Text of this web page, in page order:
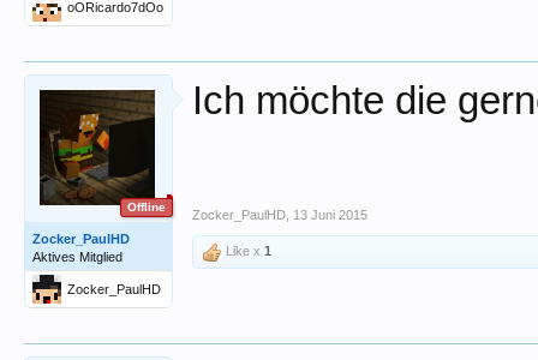
oORicardo7dOo
Offline
Zocker_PaulHD
Aktives Mitglied
Zocker_PaulHD
Ich möchte die
Zocker_PaulHD 13 Juni 2015
Like x 1